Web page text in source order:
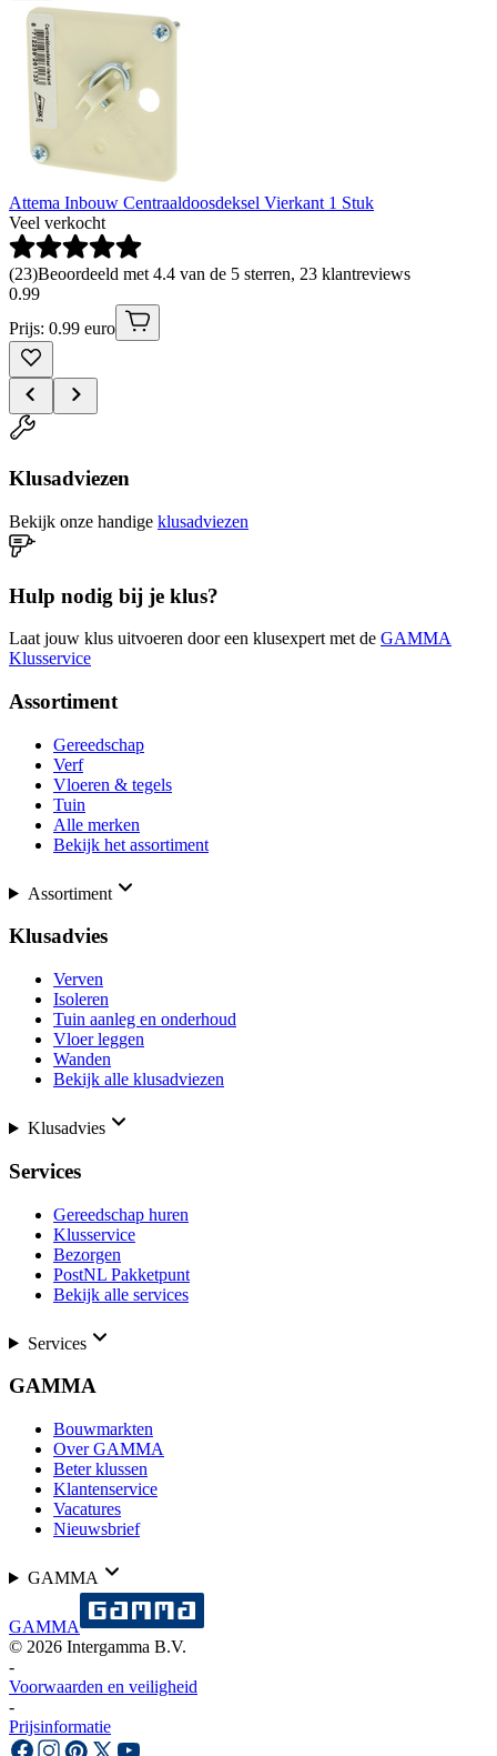
Attema Inbouw Centraaldoosdeksel Vierkant 1 Stuk
Veel verkocht
(23)Beoordeeld met 4.4 van de 5 sterren, 23 klantreviews
0.99
Prijs: 0.99 euro
Klusadviezen
Bekijk onze handige klusadviezen
Hulp nodig bij je klus?
Laat jouw klus uitvoeren door een klusexpert met de GAMMA
Klusservice
Assortiment
Gereedschap
Verf
Vloeren & tegels
Tuin
Alle merken
Bekijk het assortiment
Assortiment
Klusadvies
Verven
Isoleren
Tuin aanleg en onderhoud
Vloer leggen
Wanden
Bekijk alle klusadviezen
Klusadvies
Services
Gereedschap huren
Klusservice
Bezorgen
PostNL Pakketpunt
Bekijk alle services
Services
GAMMA
Bouwmarkten
Over GAMMA
Beter klussen
Klantenservice
Vacatures
Nieuwsbrief
GAMMA
GAMMA
© 2026 Intergamma B.V.
-
Voorwaarden en veiligheid
-
Prijsinformatie